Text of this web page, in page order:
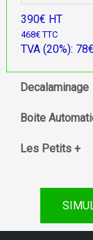
390€ HT
468€ TTC
TVA (20%): 78€
Decalaminage
Boite
Les Petits +